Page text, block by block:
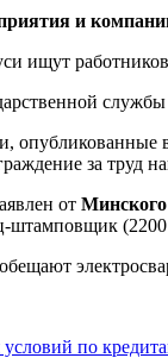
и
за труд
от Минского
штамповщик
по